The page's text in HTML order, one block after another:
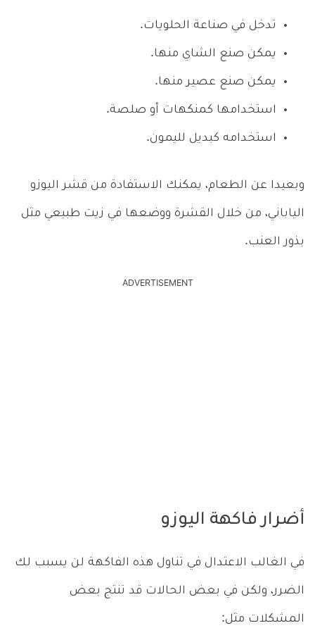
تدخل في صناعة الحلويات.
يمكن صنع الشاي منها.
يمكن صنع عصير منها.
استخدامها كمنكهات أو صلصة.
استخدامه كبديل لليمون.
وبعيدا عن الطعام، يمكنك الاستفادة من قشر اليوزو
الياباني، من خلال القشرة ووضعها في زيت طبيعي مثل
بذور العنب.
ADVERTISEMENT
أضرار فاكهة اليوزو
في الغالب الاعتدال في تناول هذه الفاكهة لن يسبب لك
الضرر، ولكن في بعض الحالات قد تنتج بعض
المشكلات مثل: